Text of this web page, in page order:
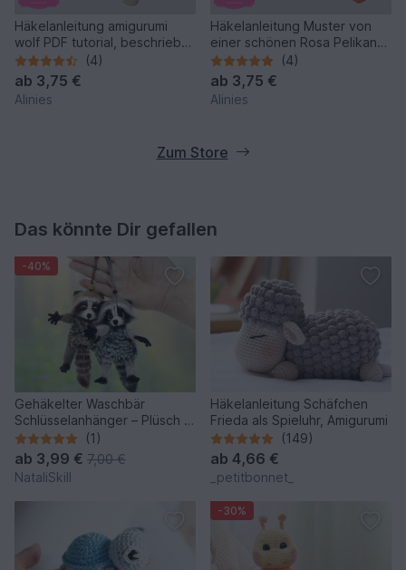
Häkelanleitung amigurumi
wolf PDF tutorial, beschriebe
in Deutsch, English und
Hollandisch
(4)
ab 3,75 €
Alinies
Häkelanleitung Muster von
einer schönen Rosa Pelikan
als Pdf-Datei, klar mit Fotos in
Englisch und Hollands mit
Bildern beschrieben.
(4)
ab 3,75 €
Alinies
Zum Store
Das könnte Dir gefallen
-40%
Gehäkelter Waschbär
Schlüsselanhänger – Plüsch &
Stresshilfe.
(1)
ab 3,99 € 7,00 €
NataliSkill
Häkelanleitung Schäfchen
Frieda als Spieluhr, Amigurumi
(149)
ab 4,66 €
_petitbonnet_
-30%